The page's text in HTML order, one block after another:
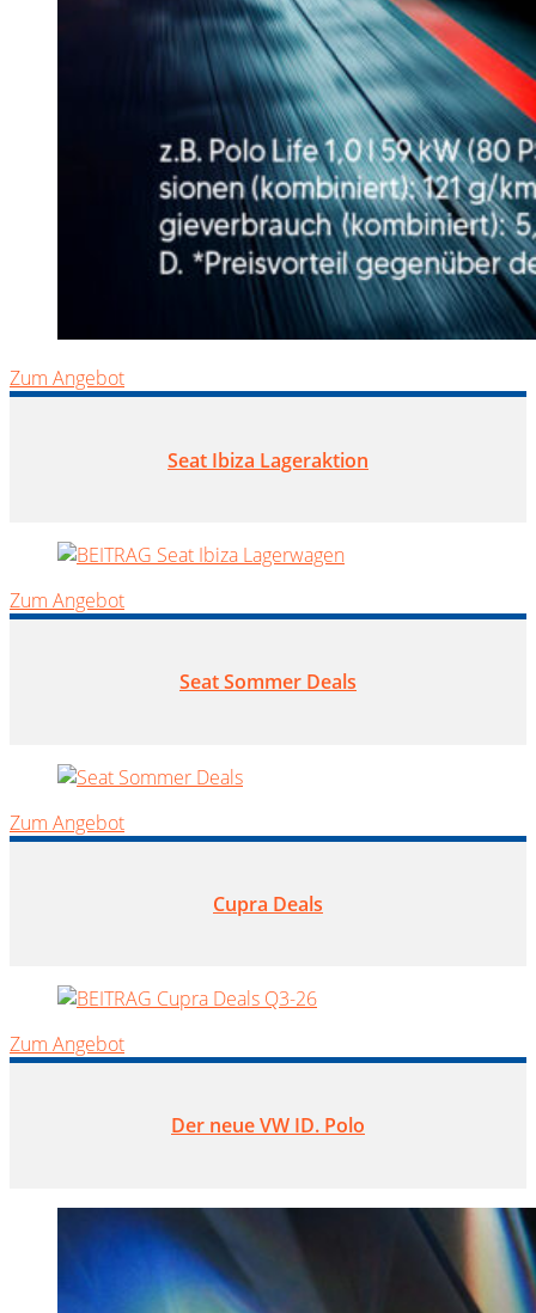
Zum Angebot
Seat Ibiza Lageraktion
Zum Angebot
Seat Sommer Deals
Zum Angebot
Cupra Deals
Zum Angebot
Der neue VW ID. Polo